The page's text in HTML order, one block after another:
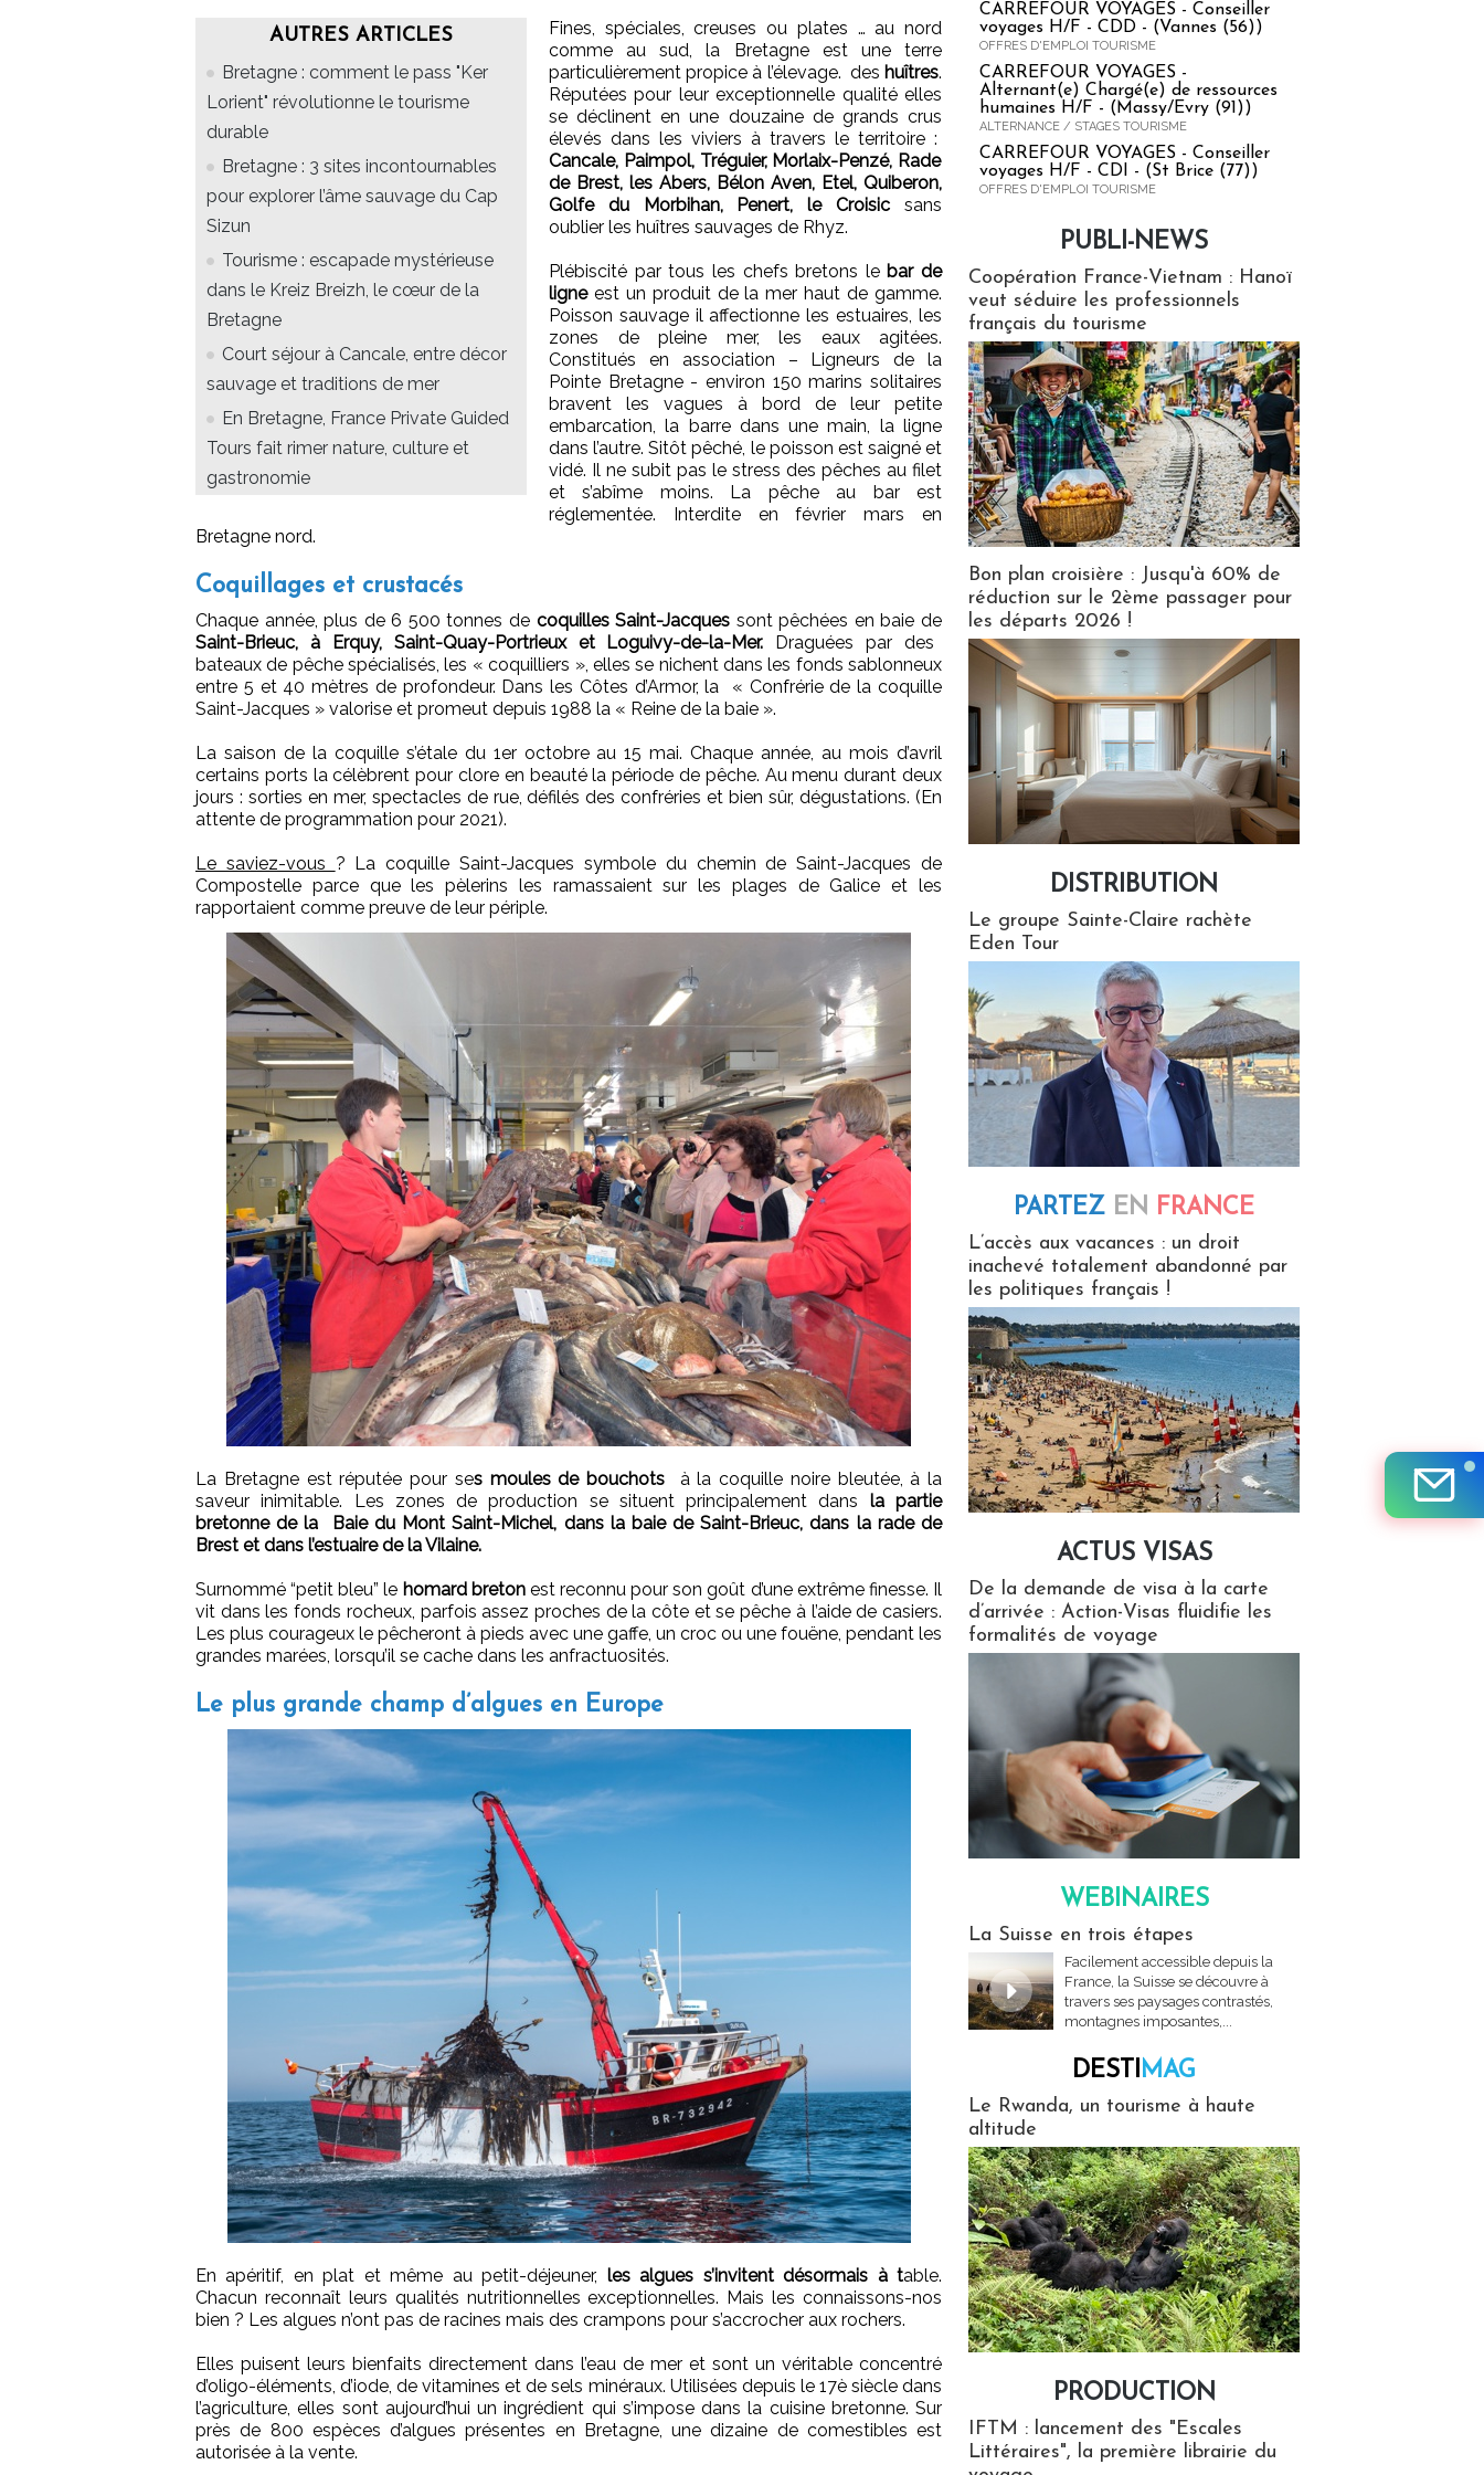
AUTRES ARTICLES
Bretagne : comment le pass "Ker
Lorient" révolutionne le tourisme
durable
Bretagne : 3 sites incontournables
pour explorer l’âme sauvage du Cap
Sizun
Tourisme : escapade mystérieuse
dans le Kreiz Breizh, le cœur de la
Bretagne
Court séjour à Cancale, entre décor
sauvage et traditions de mer
En Bretagne, France Private Guided
Tours fait rimer nature, culture et
gastronomie
Fines, spéciales, creuses ou plates … au nord
comme au sud, la Bretagne est une terre
particulièrement propice à l’élevage. des huîtres.
Réputées pour leur exceptionnelle qualité elles
se déclinent en une douzaine de grands crus
élevés dans les viviers à travers le territoire :
Cancale, Paimpol, Tréguier, Morlaix-Penzé, Rade
de Brest, les Abers, Bélon Aven, Etel, Quiberon,
Golfe du Morbihan, Penert, le Croisic sans
oublier les huîtres sauvages de Rhyz.
Plébiscité par tous les chefs bretons lebar de
ligne est un produit de la mer haut de gamme.
Poisson sauvage il affectionne les estuaires, les
zones de pleine mer, les eaux agitées.
Constitués en association – Ligneurs de la
Pointe Bretagne - environ 150 marins solitaires
bravent les vagues à bord de leur petite
embarcation, la barre dans une main, la ligne
dans l’autre. Sitôt pêché, le poisson est saigné et
vidé. Il ne subit pas le stress des pêches au filet
et s’abîme moins. La pêche au bar est
réglementée. Interdite en février mars en
Bretagne nord.
Coquillages et crustacés
Chaque année, plus de 6 500 tonnes de coquilles Saint-Jacques sont pêchées en baie de
Saint-Brieuc, à Erquy, Saint-Quay-Portrieux et Loguivy-de-la-Mer. Draguées par des
bateaux de pêche spécialisés, les « coquilliers », elles se nichent dans les fonds sablonneux
entre 5 et 40 mètres de profondeur. Dans les Côtes d’Armor, la « Confrérie de la coquille
Saint-Jacques » valorise et promeut depuis 1988 la « Reine de la baie ».
La saison de la coquille s’étale du 1er octobre au 15 mai. Chaque année, au mois d’avril
certains ports la célèbrent pour clore en beauté la période de pêche. Au menu durant deux
jours : sorties en mer, spectacles de rue, défilés des confréries et bien sûr, dégustations. (En
attente de programmation pour 2021).
Le saviez-vous ? La coquille Saint-Jacques symbole du chemin de Saint-Jacques de
Compostelle parce que les pèlerins les ramassaient sur les plages de Galice et les
rapportaient comme preuve de leur périple.
La Bretagne est réputée pour ses moules de bouchots à la coquille noire bleutée, à la
saveur inimitable. Les zones de production se situent principalement dans la partie
bretonne de la Baie du Mont Saint-Michel, dans la baie de Saint-Brieuc, dans la rade de
Brest et dans l’estuaire de la Vilaine.
Surnommé “petit bleu” le homard bretonest reconnu pour son goût d’une extrême finesse. Il
vit dans les fonds rocheux, parfois assez proches de la côte et se pêche à l’aide de casiers.
Les plus courageux le pêcheront à pieds avec une gaffe, un croc ou une fouëne, pendant les
grandes marées, lorsqu’il se cache dans les anfractuosités.
Le plus grande champ d’algues en Europe
En apéritif, en plat et même au petit-déjeuner, les algues s’invitent désormais à table.
Chacun reconnaît leurs qualités nutritionnelles exceptionnelles. Mais les connaissons-nos
bien ? Les algues n’ont pas de racines mais des crampons pour s’accrocher aux rochers.
Elles puisent leurs bienfaits directement dans l’eau de mer et sont un véritable concentré
d’oligo-éléments, d’iode, de vitamines et de sels minéraux. Utilisées depuis le 17è siècle dans
l’agriculture, elles sont aujourd’hui un ingrédient qui s’impose dans la cuisine bretonne. Sur
près de 800 espèces d’algues présentes en Bretagne, une dizaine de comestibles est
autorisée à la vente.
CARREFOUR VOYAGES - Conseiller
voyages H/F - CDD - (Vannes (56))
OFFRES D'EMPLOI TOURISME
CARREFOUR VOYAGES -
Alternant(e) Chargé(e) de ressources
humaines H/F - (Massy/Evry (91))
ALTERNANCE / STAGES TOURISME
CARREFOUR VOYAGES - Conseiller
voyages H/F - CDI - (St Brice (77))
OFFRES D'EMPLOI TOURISME
PUBLI-NEWS
Coopération France-Vietnam : Hanoï
veut séduire les professionnels
français du tourisme
Bon plan croisière : Jusqu'à 60% de
réduction sur le 2ème passager pour
les départs 2026 !
DISTRIBUTION
Le groupe Sainte-Claire rachète
Eden Tour
PARTEZ EN FRANCE
L’accès aux vacances : un droit
inachevé totalement abandonné par
les politiques français !
ACTUS VISAS
De la demande de visa à la carte
d’arrivée : Action-Visas fluidifie les
formalités de voyage
WEBINAIRES
La Suisse en trois étapes
Facilement accessible depuis la
France, la Suisse se découvre à
travers ses paysages contrastés,
montagnes imposantes,...
DESTIMAG
Le Rwanda, un tourisme à haute
altitude
PRODUCTION
IFTM : lancement des "Escales
Littéraires", la première librairie du